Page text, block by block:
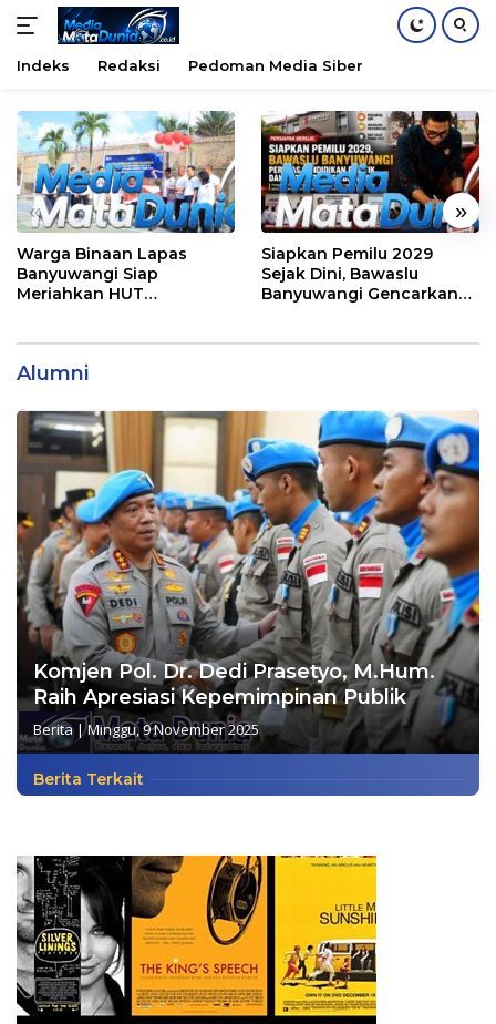
konten
Indeks Redaksi Pedoman Media Siber
« »
Warga Binaan Lapas
Banyuwangi Siap
Meriahkan HUT
Siapkan Pemilu 2029
Sejak Dini, Bawaslu
Banyuwangi Gencarkan
Alumni
Komjen Pol. Dr. Dedi Prasetyo, M.Hum.
Raih Apresiasi Kepemimpinan Publik
Berita|Minggu, 9 November 2025
Berita Terkait